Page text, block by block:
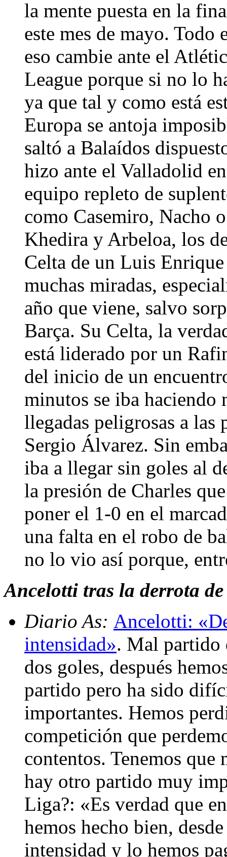
la mente puesta en la
este mes de mayo.
eso cambie ante el
League porque si no lo
ya que tal y como está
Europa se antoja
saltó a Balaídos
hizo ante el Valladolid
equipo repleto de
como Casemiro, Nacho
Khedira y Arbeloa, los
Celta de un Luis Enrique
muchas miradas,
año que viene, salvo
Barça. Su Celta, la
está liderado por un
del inicio de un
minutos se iba haciendo
llegadas peligrosas a
Sergio Álvarez. Sin
iba a llegar sin goles al
la presión de Charles
poner el 1-0 en el
una falta en el robo de
no lo vio así porque,
Ancelotti tras la derrota de
Diario As: Ancelotti:
intensidad». Mal partido
dos goles, después
partido pero ha sido
importantes. Hemos
competición que
contentos. Tenemos que
hay otro partido muy
Liga?: «Es verdad que
hemos hecho bien,
intensidad y lo hemos